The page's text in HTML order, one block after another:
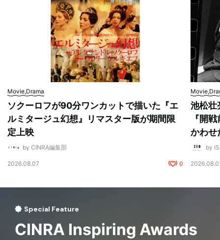
Movie,Drama
ソクーロフが90分ワンカットで描いた『エ
ルミタージュ幻想』リマスター版が期間限
定上映
by CINRA編集部
2026.08.07 0
池松壮
『開
かわせ
by
Special Feature
CINRA Inspiring Awards